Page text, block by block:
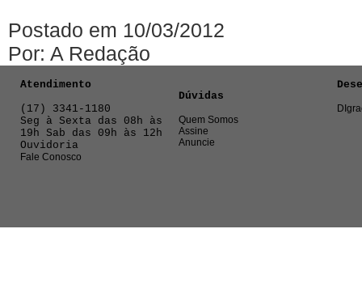
Postado em 10/03/2012
Por: A Redação
Atendimento
(17) 3341-1180
Seg à Sexta das 08h às
19h Sab das 09h às 12h
Ouvidoria
Fale Conosco
Dúvidas
Quem Somos
Assine
Anuncie